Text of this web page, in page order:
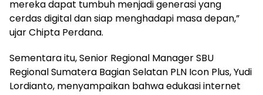
mereka dapat tumbuh menjadi generasi yang
cerdas digital dan siap menghadapi masa depan,”
ujar Chipta Perdana.
Sementara itu, Senior Regional Manager SBU
Regional Sumatera Bagian Selatan PLN Icon Plus, Yudi
Lordianto, menyampaikan bahwa edukasi internet